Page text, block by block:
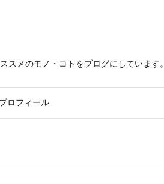
メのモノ・コトをブログにしています。
プロフィール